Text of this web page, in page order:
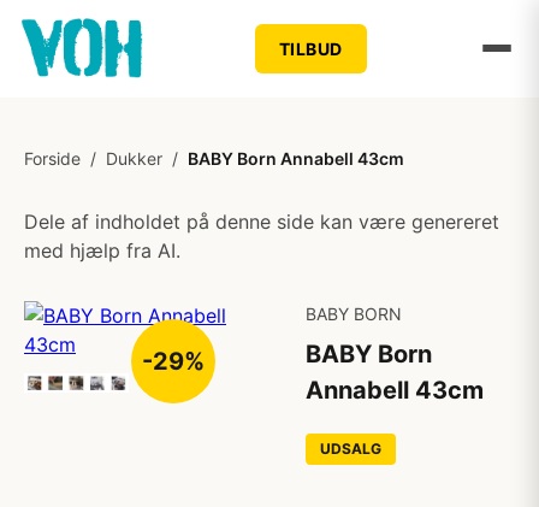
TILBUD
Forside / Dukker / BABY Born Annabell 43cm
Dele af indholdet på denne side kan være genereret
med hjælp fra AI.
-29%
BABY BORN
BABY Born
Annabell 43cm
UDSALG